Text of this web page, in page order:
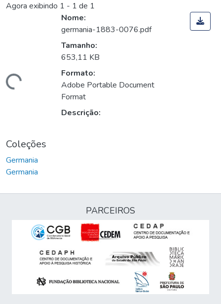
Agora exibindo 1 - 1 de 1
Nome:
germania-1883-0076.pdf
Tamanho:
653,11 KB
Formato:
Adobe Portable Document
Format
Descrição:
Coleções
Germania
Germania
PARCEIROS